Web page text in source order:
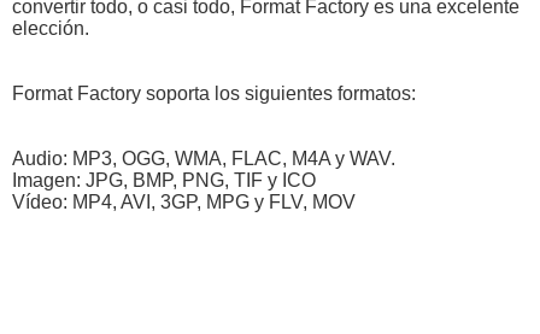
convertir todo, o casi todo, Format Factory es una excelente
elección.
Format Factory soporta los siguientes formatos:
Audio: MP3, OGG, WMA, FLAC, M4A y WAV.
Imagen: JPG, BMP, PNG, TIF y ICO
Vídeo: MP4, AVI, 3GP, MPG y FLV, MOV